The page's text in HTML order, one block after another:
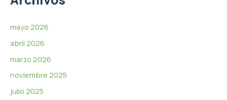
v
d
o
mayo 2026
abril 2026
marzo 2026
noviembre 2025
julio 2025